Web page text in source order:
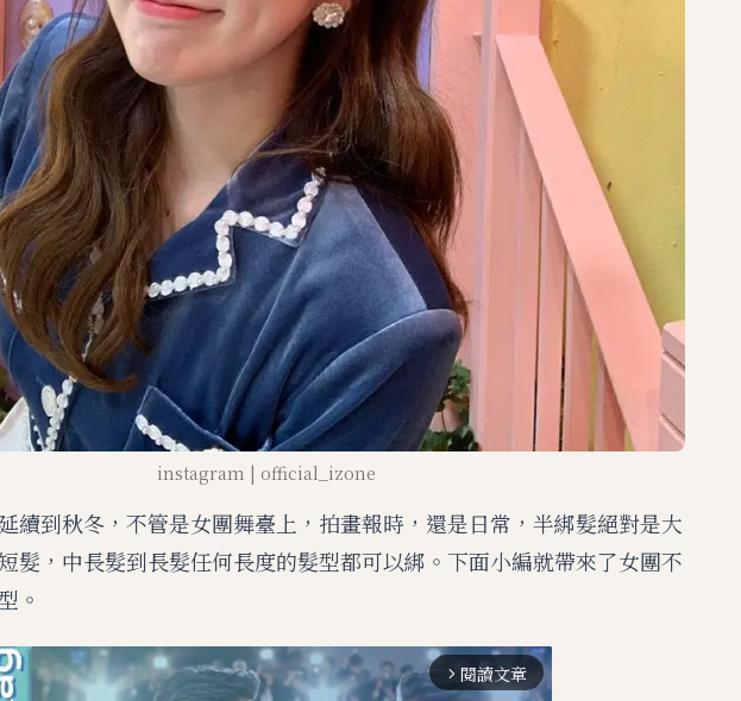
instagram | official_izone
續到秋冬，不管是女團舞臺上，拍畫報時，還是日常，半綁髮絕對是大
髮，中長髮到長髮任何長度的髮型都可以綁。下面小編就帶來了女團不
。
arrow_forward_ios 閱讀文章